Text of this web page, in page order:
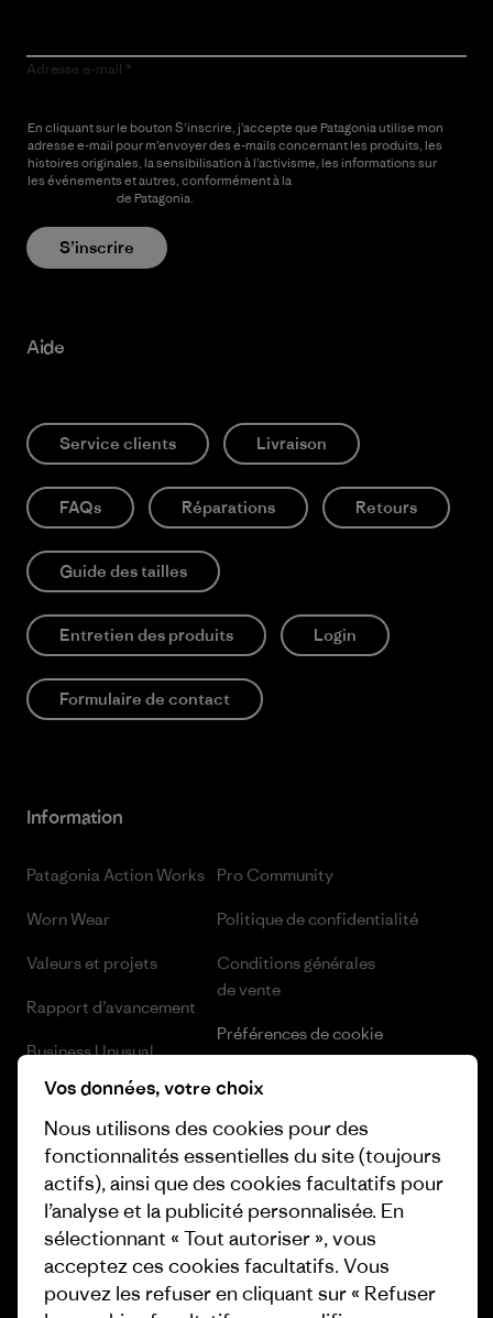
Adresse e-mail
En cliquant sur le bouton S’inscrire, j’accepte que Patagonia utilise mon
adresse e-mail pour m’envoyer des e-mails concernant les produits, les
histoires originales, la sensibilisation à l’activisme, les informations sur
les événements et autres, conformément à la
de Patagonia.
S’inscrire
Aide
Service clients Livraison
FAQs Réparations Retours
Guide des tailles
Entretien des produits Login
Formulaire de contact
Information
Patagonia Action Works
Worn Wear
Valeurs et projets
Rapport d’avancement
Business Unusual
Objectifs climatiques
1% For The Planet
Comment nous
finançons
Nos magasins
Pro Community
Politique de confidentialité
Conditions générales
de vente
Préférences de cookie
Carrières
Presse et media
Industry program
Programme d’affiliation
Patagonia Luxembourg Plan du
site
Vos données, votre choix
Nous utilisons des cookies pour des
fonctionnalités essentielles du site (toujours
actifs), ainsi que des cookies facultatifs pour
l’analyse et la publicité personnalisée. En
sélectionnant « Tout autoriser », vous
acceptez ces cookies facultatifs. Vous
pouvez les refuser en cliquant sur « Refuser